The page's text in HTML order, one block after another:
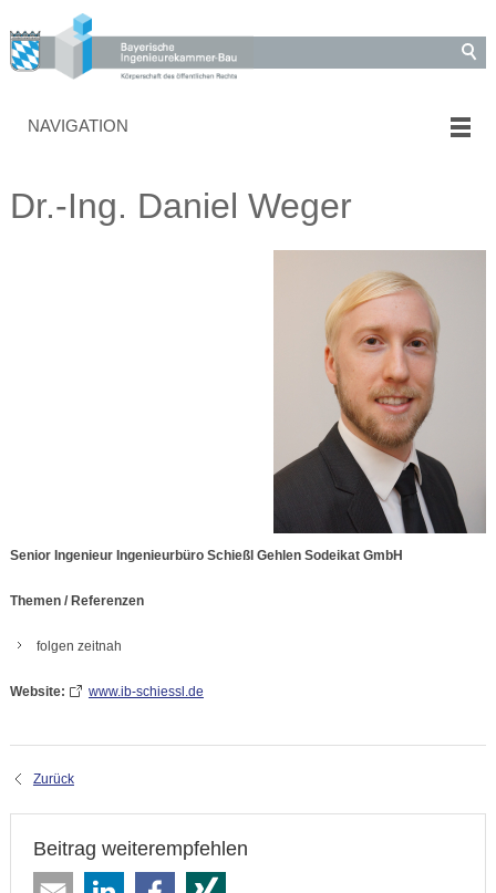
NAVIGATION
Dr.-Ing. Daniel Weger
Senior Ingenieur Ingenieurbüro Schießl Gehlen Sodeikat GmbH
Themen / Referenzen
folgen zeitnah
Website: www.ib-schiessl.de
Zurück
Beitrag weiterempfehlen